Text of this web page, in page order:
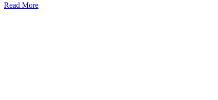
Read More